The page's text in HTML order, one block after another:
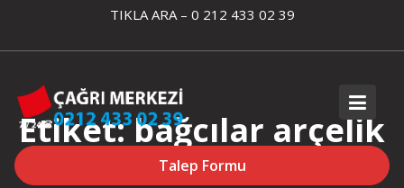
content
TIKLA ARA – 0 212 433 02 39
Talep Formu
Etiket:bağcılar arçelik
süpürge servisi